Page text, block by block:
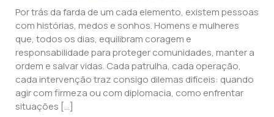
Por trás da farda de um cada elemento, existem pessoas
com histórias, medos e sonhos. Homens e mulheres
que, todos os dias, equilibram coragem e
responsabilidade para proteger comunidades, manter a
ordem e salvar vidas. Cada patrulha, cada operação,
cada intervenção traz consigo dilemas difíceis: quando
agir com firmeza ou com diplomacia, como enfrentar
situações […]